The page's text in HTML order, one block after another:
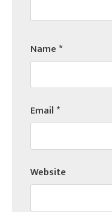
Name*
Email*
Website